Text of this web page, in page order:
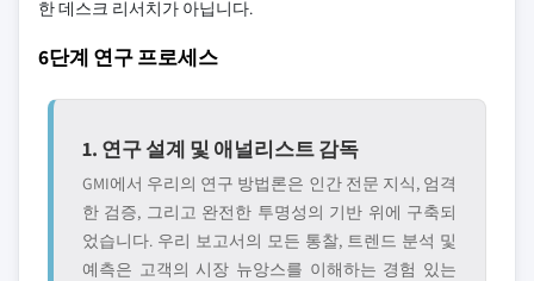
한 데스크 리서치가 아닙니다.
6단계 연구 프로세스
1. 연구 설계 및 애널리스트 감독
GMI에서 우리의 연구 방법론은 인간 전문 지식, 엄격
한 검증, 그리고 완전한 투명성의 기반 위에 구축되
었습니다. 우리 보고서의 모든 통찰, 트렌드 분석 및
예측은 고객의 시장 뉴앙스를 이해하는 경험 있는